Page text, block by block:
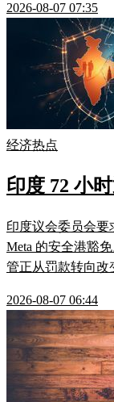
2026-08-07 07:35
经济热点
印度 72 小
印度议会委员会要
Meta 的安全港豁
管正从罚款转向改
2026-08-07 06:44